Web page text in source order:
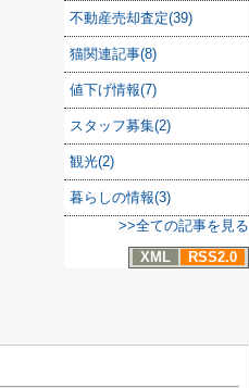
不動産売却査定(39)
猫関連記事(8)
値下げ情報(7)
スタッフ募集(2)
観光(2)
暮らしの情報(3)
>>全ての記事を見る
XML
RSS2.0